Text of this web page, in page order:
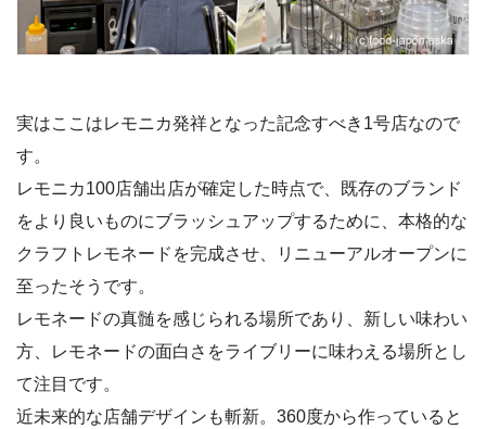
実はここはレモニカ発祥となった記念すべき1号店なので
す。
レモニカ100店舗出店が確定した時点で、既存のブランド
をより良いものにブラッシュアップするために、本格的な
クラフトレモネードを完成させ、リニューアルオープンに
至ったそうです。
レモネードの真髄を感じられる場所であり、新しい味わい
方、レモネードの面白さをライブリーに味わえる場所とし
て注目です。
近未来的な店舗デザインも斬新。360度から作っていると